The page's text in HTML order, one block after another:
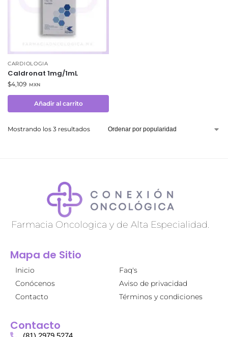
CARDIOLOGIA
Caldronat 1mg/1mL
$4,109 MXN
Añadir al carrito
Mostrando los 3 resultados
Farmacia Oncologica y de Alta Especialidad.
Mapa de Sitio
Inicio
Conócenos
Contacto
Faq's
Aviso de privacidad
Términos y condiciones
Contacto